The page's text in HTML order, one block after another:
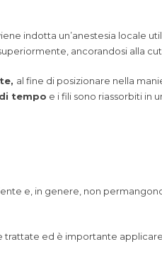
indotta un’anestesia locale
ancorandosi alla
al fine di posizionare nella
tempo e i fili sono riassorbiti in
e, in genere, non
trattate ed è importante